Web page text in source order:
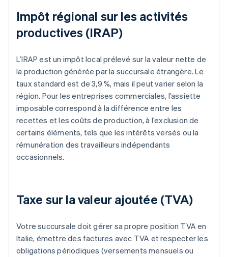
Impôt régional sur les activités
productives (IRAP)
L’IRAP est un impôt local prélevé sur la valeur nette de
la production générée par la succursale étrangère. Le
taux standard est de 3,9 %, mais il peut varier selon la
région. Pour les entreprises commerciales, l’assiette
imposable correspond à la différence entre les
recettes et les coûts de production, à l’exclusion de
certains éléments, tels que les intérêts versés ou la
rémunération des travailleurs indépendants
occasionnels.
Taxe sur la valeur ajoutée (TVA)
Votre succursale doit gérer sa propre position TVA en
Italie, émettre des factures avec TVA et respecter les
obligations périodiques (versements mensuels ou